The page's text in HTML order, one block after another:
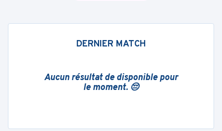
DERNIER MATCH
Aucun résultat de disponible pour
le moment. 😔